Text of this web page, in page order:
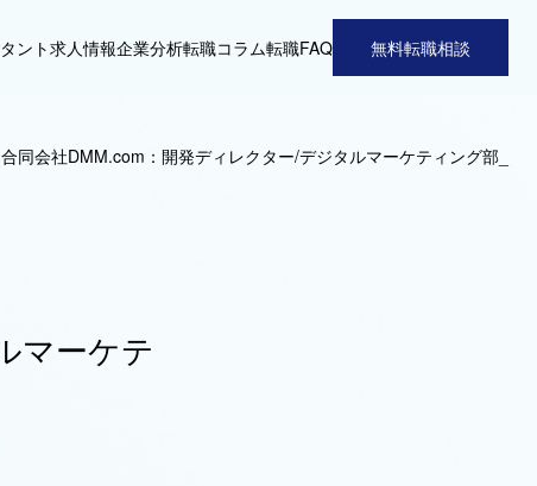
ント求人情報企業分析転職コラム転職FAQ 無料転職相談
合同会社DMM.com：開発ディレクター/デジタルマーケティング部_
マーケテ